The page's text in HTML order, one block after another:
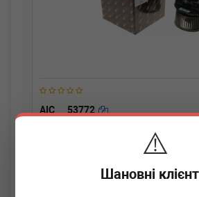
⚠️
Шановні
AIC 53772